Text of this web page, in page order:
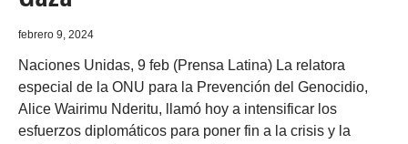
febrero 9, 2024
Naciones Unidas, 9 feb (Prensa Latina) La relatora
especial de la ONU para la Prevención del Genocidio,
Alice Wairimu Nderitu, llamó hoy a intensificar los
esfuerzos diplomáticos para poner fin a la crisis y la